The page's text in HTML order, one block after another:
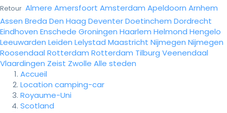
Retour Almere Amersfoort Amsterdam Apeldoorn Arnhem
Assen Breda Den Haag DeventerDoetinchem Dordrecht
Eindhoven Enschede Groningen Haarlem Helmond Hengelo
Leeuwarden Leiden Lelystad Maastricht Nijmegen Nijmegen
Roosendaal Rotterdam Rotterdam Tilburg Veenendaal
Vlaardingen Zeist Zwolle Alle steden
Accueil
Location camping-car
Royaume-Uni
Scotland